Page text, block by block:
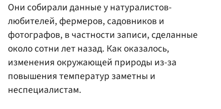
Они собирали данные у натуралистов-
любителей, фермеров, садовников и
фотографов, в частности записи, сделанные
около сотни лет назад. Как оказалось,
изменения окружающей природы из-за
повышения температур заметны и
неспециалистам.